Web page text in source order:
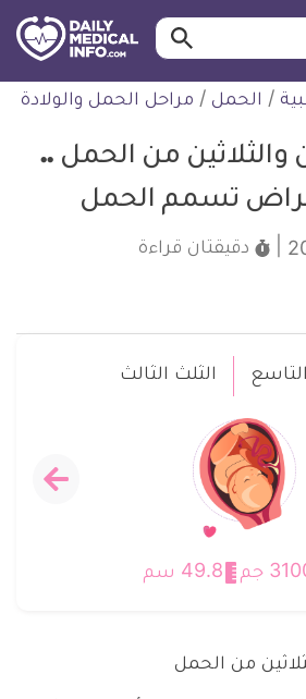
طبية
ابحث…
/ الحمل / مراحل الحمل والولادة
والثلاثين من الحمل ..
تسمم الحمل
دقيقتان قراءة
انفو
الثلث الثالث
الاسبوع